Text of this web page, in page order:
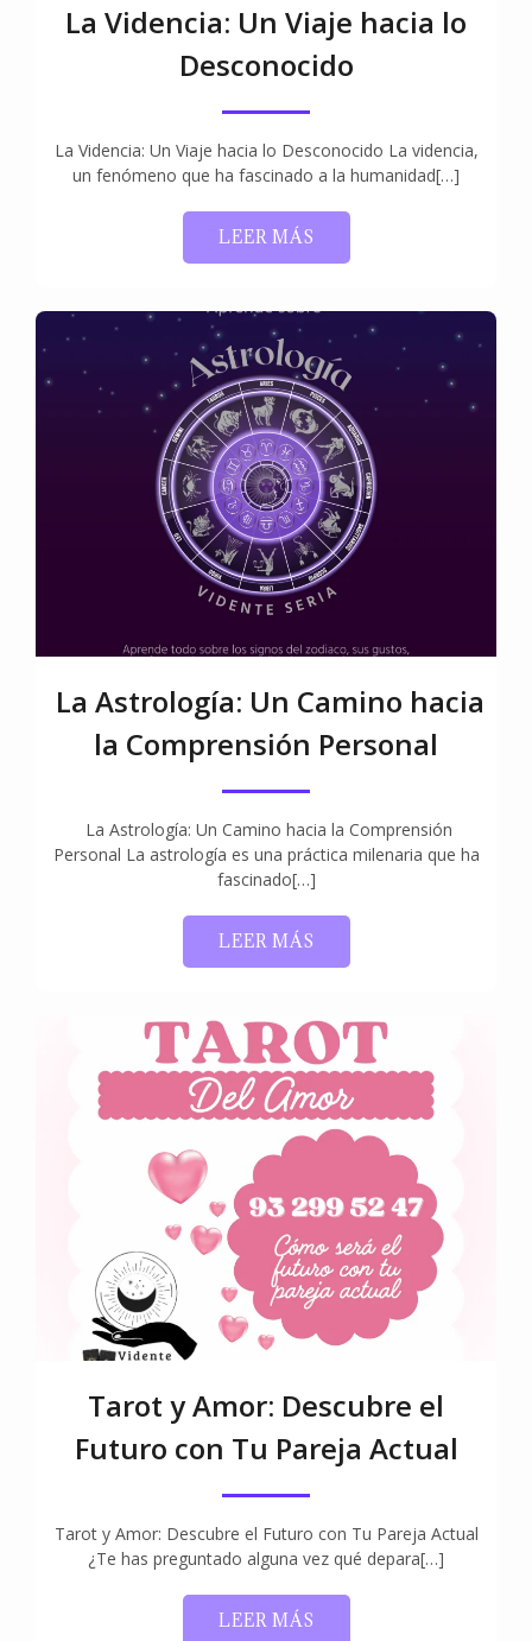
La Videncia: Un Viaje hacia lo
Desconocido
La Videncia: Un Viaje hacia lo Desconocido La videncia,
un fenómeno que ha fascinado a la humanidad[…]
LEER MÁS
La Astrología: Un Camino hacia
la Comprensión Personal
La Astrología: Un Camino hacia la Comprensión
Personal La astrología es una práctica milenaria que ha
fascinado[…]
LEER MÁS
Tarot y Amor: Descubre el
Futuro con Tu Pareja Actual
Tarot y Amor: Descubre el Futuro con Tu Pareja Actual
¿Te has preguntado alguna vez qué depara[…]
LEER MÁS